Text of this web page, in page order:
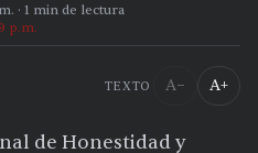
· 1 min de lectura
p.m.
TEXTO A− A+
de Honestidad y